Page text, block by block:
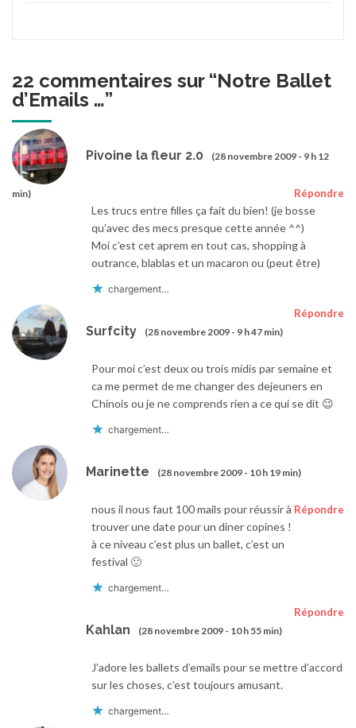
22 commentaires sur “Notre Ballet
d’Emails …”
Pivoine la fleur 2.0 (28 novembre 2009 - 9 h 12
min) Répondre
Les trucs entre filles ça fait du bien! (je bosse
qu’avec des mecs presque cette année ^^)
Moi c’est cet aprem en tout cas, shopping à
outrance, blablas et un macaron ou (peut être)
chargement…
Surfcity (28 novembre 2009 - 9 h 47 min)
Répondre
Pour moi c’est deux ou trois midis par semaine et
ca me permet de me changer des dejeuners en
Chinois ou je ne comprends rien a ce qui se dit 😉
chargement…
Marinette (28 novembre 2009 - 10 h 19 min)
Répondre
nous il nous faut 100 mails pour réussir à
trouver une date pour un diner copines !
à ce niveau c’est plus un ballet, c’est un
festival 🙂
chargement…
Kahlan (28 novembre 2009 - 10 h 55 min)
Répondre
J’adore les ballets d’emails pour se mettre d’accord
sur les choses, c’est toujours amusant.
chargement…